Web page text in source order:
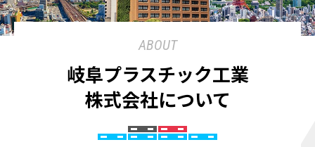
ABOUT
岐阜プラスチック工業
株式会社について